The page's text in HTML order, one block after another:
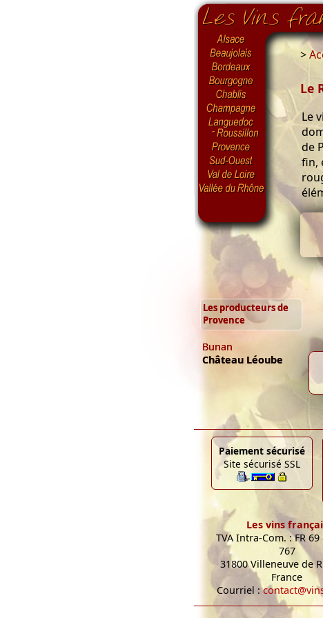
>
Le
Le
de
fin,
Les producteurs de
Provence
Bunan
Château Léoube
Paiement sécurisé
Site sécurisé SSL
Les vins
TVA Intra-Com. : FR 69
767
31800 Villeneuve de
France
Courriel :